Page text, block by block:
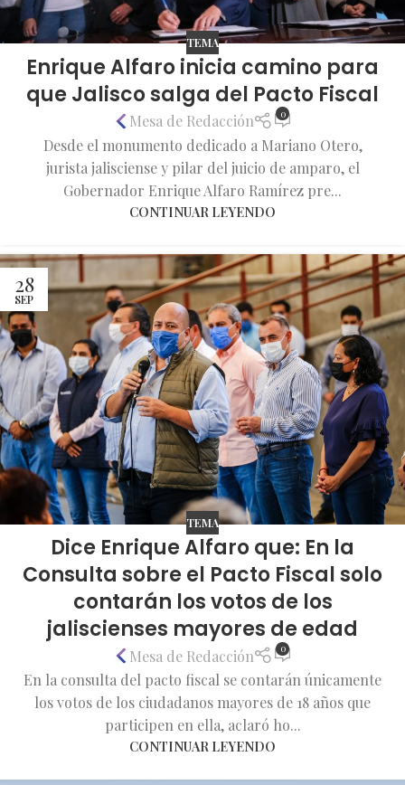
TEMA
Enrique Alfaro inicia camino para
que Jalisco salga del Pacto Fiscal
Mesa de Redacción 0
Desde el monumento dedicado a Mariano Otero,
jurista jalisciense y pilar del juicio de amparo, el
Gobernador Enrique Alfaro Ramírez pre...
CONTINUAR LEYENDO
28
SEP
TEMA
Dice Enrique Alfaro que: En la
Consulta sobre el Pacto Fiscal solo
contarán los votos de los
jaliscienses mayores de edad
Mesa de Redacción 0
En la consulta del pacto fiscal se contarán únicamente
los votos de los ciudadanos mayores de 18 años que
participen en ella, aclaró ho...
CONTINUAR LEYENDO